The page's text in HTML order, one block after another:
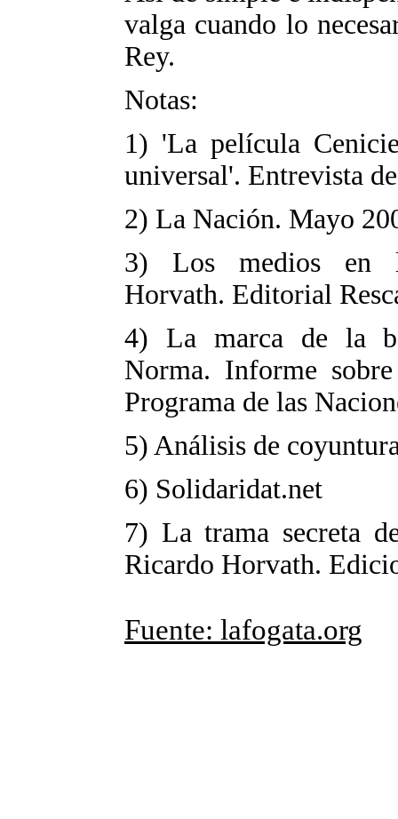
valga cuando lo
Rey.
Notas:
1) 'La película
universal'. Entrevista
2) La Nación. Mayo
3) Los medios en
Horvath. Editorial
4) La marca de la
Norma. Informe
Programa de las
5) Análisis de
6) Solidaridat.net
7) La trama secreta
Ricardo Horvath.
Fuente: lafogata.org